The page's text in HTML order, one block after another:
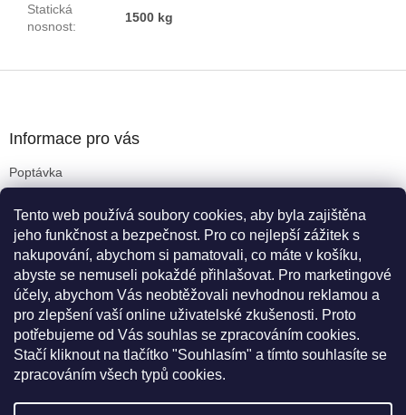
Tento web používá soubory cookies, aby byla zajištěna
jeho funkčnost a bezpečnost. Pro co nejlepší zážitek s
nakupování, abychom si pamatovali, co máte v košíku,
abyste se nemuseli pokaždé přihlašovat. Pro marketingové
účely, abychom Vás neobtěžovali nevhodnou reklamou a
pro zlepšení vaší online uživatelské zkušenosti. Proto
potřebujeme od Vás souhlas se zpracováním cookies.
Stačí kliknout na tlačítko "Souhlasím" a tímto souhlasíte se
zpracováním všech typů cookies.
Statická
nosnost:
1500 kg
Informace pro vás
Poptávka
Podmínky ochrany osobních údajů
Reklamační řád
Kritéria pro výběr koleček
Doprava a platba
Cookies
Novinky